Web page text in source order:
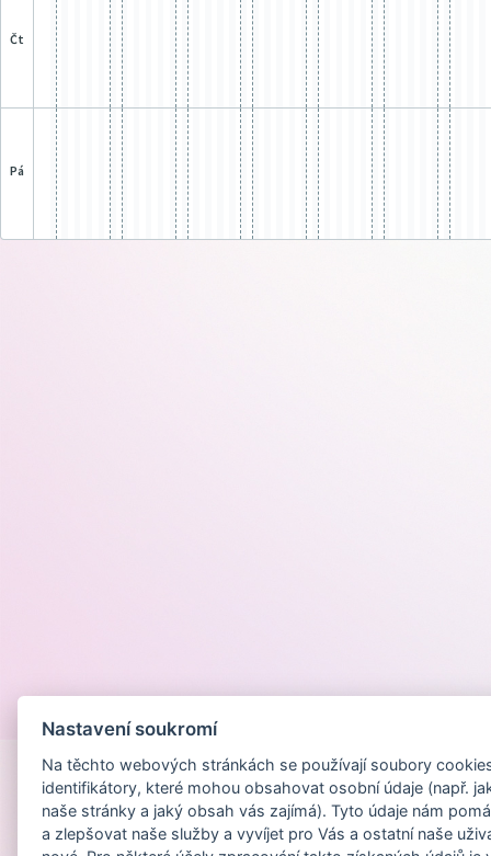
čt
pá
Nastavení soukromí
Na těchto webových stránkách se používají soubory
identifikátory, které mohou obsahovat osobní údaje (např.
naše stránky a jaký obsah vás zajímá). Tyto údaje nám
a zlepšovat naše služby a vyvíjet pro Vás a ostatní naše